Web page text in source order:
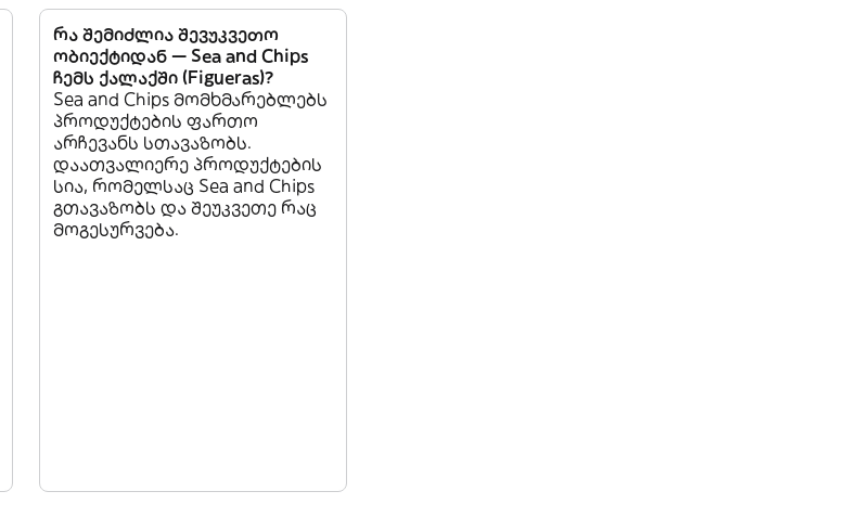
რა შემიძლია შევუკვეთო
ობიექტიდან — Sea and Chips
ჩემს ქალაქში (Figueras)?
Sea and Chips მომხმარებლებს
პროდუქტების ფართო
არჩევანს სთავაზობს.
დაათვალიერე პროდუქტების
სია, რომელსაც Sea and Chips
გთავაზობს და შეუკვეთე რაც
მოგესურვება.